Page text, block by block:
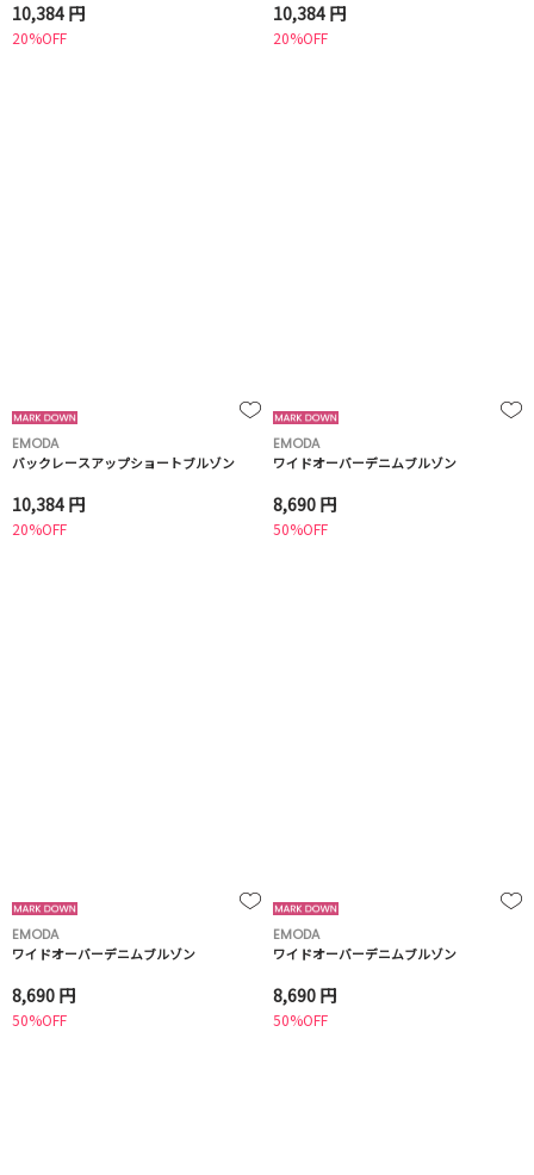
10,384 円
20%OFF
10,384 円
20%OFF
EMODA
バックレースアップショートブルゾン
10,384 円
20%OFF
EMODA
ワイドオーバーデニムブルゾン
8,690 円
50%OFF
EMODA
ワイドオーバーデニムブルゾン
8,690 円
50%OFF
EMODA
ワイドオーバーデニムブルゾン
8,690 円
50%OFF